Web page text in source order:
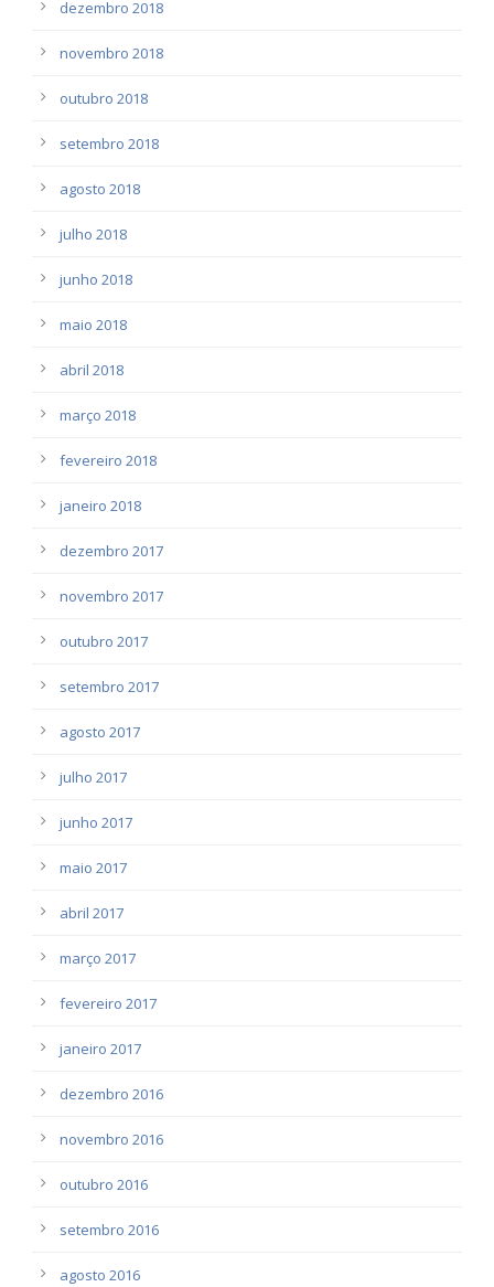
dezembro 2018
novembro 2018
outubro 2018
setembro 2018
agosto 2018
julho 2018
junho 2018
maio 2018
abril 2018
março 2018
fevereiro 2018
janeiro 2018
dezembro 2017
novembro 2017
outubro 2017
setembro 2017
agosto 2017
julho 2017
junho 2017
maio 2017
abril 2017
março 2017
fevereiro 2017
janeiro 2017
dezembro 2016
novembro 2016
outubro 2016
setembro 2016
agosto 2016